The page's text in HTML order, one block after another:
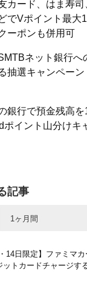
カード、はま寿
でVポイント最大
ーポンも併用可
ネット銀行
抽選キャンペー
銀行で預金残高
ポイント山分けキ
記事
1ヶ月間
3回利用で10000ptがも
で
・14日限定】ファミマ
ットカードチャージす